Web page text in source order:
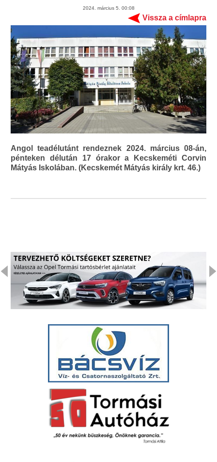
2024. március 5. 00:08
Vissza a címlapra
Angol teadélutánt rendeznek 2024. március 08-án,
pénteken délután 17 órakor a Kecskeméti Corvin
Mátyás Iskolában. (Kecskemét Mátyás király krt. 46.)